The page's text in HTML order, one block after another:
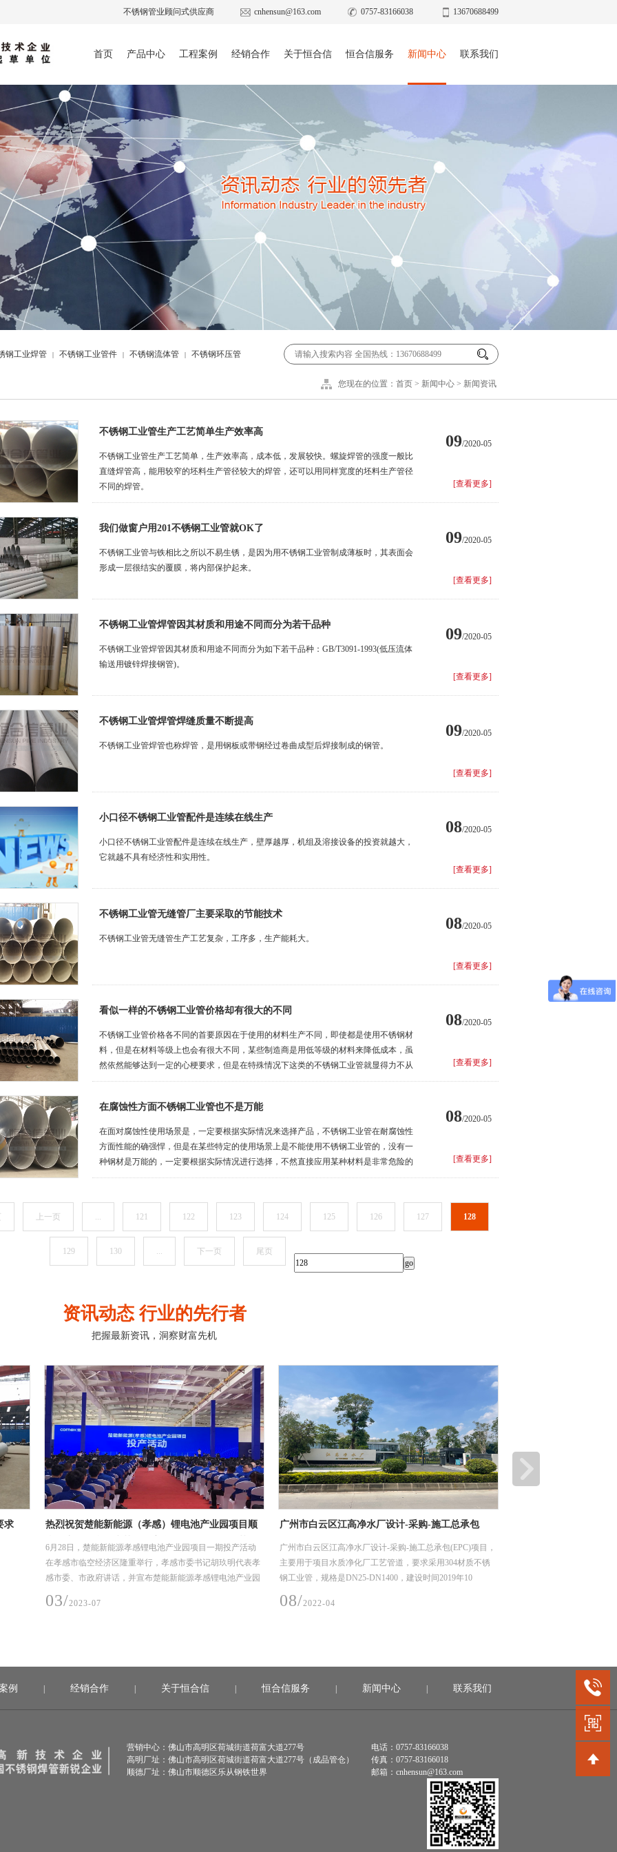
不锈钢管业顾问式供应商 cnhensun@163.com 0757-83166038 13670688499
首页 产品中心 工程案例 经销合作 关于恒合信 恒合信服务 新闻中心 联系我们
钢工业焊管 | 不锈钢工业管件 | 不锈钢流体管 | 不锈钢环压管
您现在的位置： 首页 > 新闻中心 > 新闻资讯
不锈钢工业管生产工艺简单生产效率高
不锈钢工业管生产工艺简单，生产效率高，成本低，发展较快。螺旋焊管的强度一般比
直缝焊管高，能用较窄的坯料生产管径较大的焊管，还可以用同样宽度的坯料生产管径
不同的焊管。
09/2020-05
[查看更多]
我们做窗户用201不锈钢工业管就OK了
不锈钢工业管与铁相比之所以不易生锈，是因为用不锈钢工业管制成薄板时，其表面会
形成一层很结实的覆膜，将内部保护起来。
09/2020-05
[查看更多]
不锈钢工业管焊管因其材质和用途不同而分为若干品种
不锈钢工业管焊管因其材质和用途不同而分为如下若干品种：GB/T3091-1993(低压流体
输送用镀锌焊接钢管)。
09/2020-05
[查看更多]
不锈钢工业管焊管焊缝质量不断提高
不锈钢工业管焊管也称焊管，是用钢板或带钢经过卷曲成型后焊接制成的钢管。
09/2020-05
[查看更多]
小口径不锈钢工业管配件是连续在线生产
小口径不锈钢工业管配件是连续在线生产，壁厚越厚，机组及溶接设备的投资就越大，
它就越不具有经济性和实用性。
08/2020-05
[查看更多]
不锈钢工业管无缝管厂主要采取的节能技术
不锈钢工业管无缝管生产工艺复杂，工序多，生产能耗大。
08/2020-05
[查看更多]
看似一样的不锈钢工业管价格却有很大的不同
不锈钢工业管价格各不同的首要原因在于使用的材料生产不同，即使都是使用不锈钢材
料，但是在材料等级上也会有很大不同，某些制造商是用低等级的材料来降低成本，虽
然依然能够达到一定的心梗要求，但是在特殊情况下这类的不锈钢工业管就显得力不从
心了，而是用更高等级材料生产的不锈钢工业管则会在面对特殊环境时也依然性能坚
08/2020-05
[查看更多]
在腐蚀性方面不锈钢工业管也不是万能
在面对腐蚀性使用场景是，一定要根据实际情况来选择产品，不锈钢工业管在耐腐蚀性
方面性能的确强悍，但是在某些特定的使用场景上是不能使用不锈钢工业管的，没有一
种钢材是万能的，一定要根据实际情况进行选择，不然直接应用某种材料是非常危险的
事情。
08/2020-05
[查看更多]
上一页 ... 121 122 123 124 125 126 127 128
129 130 ... 下一页 尾页
资讯动态 行业的先行者
把握最新资讯，洞察财富先机
顺
广州市白云区江高净水厂设计-采购-施工总承包
(EPC)项目
广州市白云区江高净水厂设计-采购-施工总承包(EPC)项目，
主要用于项目水质净化厂工艺管道，要求采用304材质不锈
钢工业管，规格是DN25-DN1400，建设时间2019年10
月-2020年6月（机电安装材料入场至完成安装时间）。
08/2022-04
江门顶津食品有限公司二期、三期厂房及配套工程
项目
江门顶津食品有限公司二期、三期厂房及配套工程，主要用
于项目土建给排水管网，要求采用304材质不锈钢工业管，
规格是DN 114*4、DN 219*4、DN 325*4.5，建设时间2021
年11月1日。
08/2022-04
例 经销合作 关于恒合信 恒合信服务 新闻中心 联系我们
营销中心：佛山市高明区荷城街道荷富大道277号
高明厂址：佛山市高明区荷城街道荷富大道277号（成品管仓）
顺德厂址：佛山市顺德区乐从钢铁世界
电话：0757-83166038
传真：0757-83166018
邮箱：cnhensun@163.com